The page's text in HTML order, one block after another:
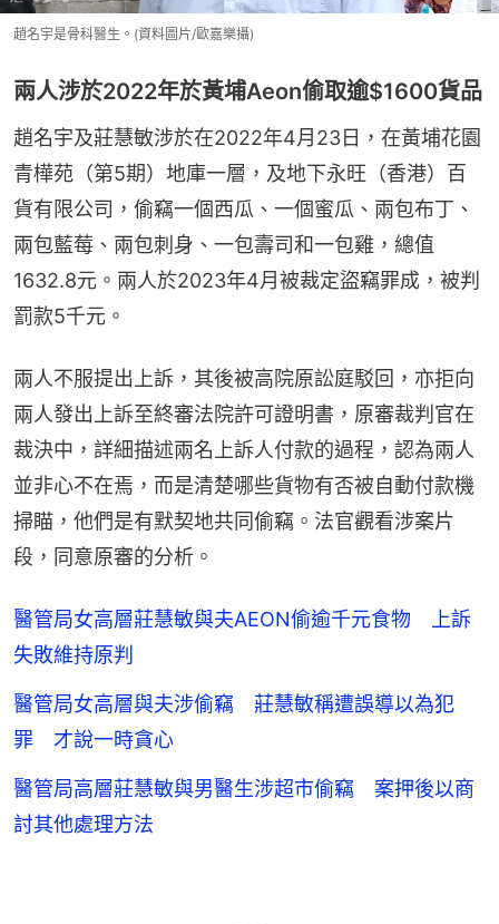
趙名宇是骨科醫生。(資料圖片/歐嘉樂攝)
兩人涉於2022年於黃埔Aeon偷取逾$1600貨品
趙名宇及莊慧敏涉於在2022年4月23日，在黃埔花園
青樺苑（第5期）地庫一層，及地下永旺（香港）百
貨有限公司，偷竊一個西瓜、一個蜜瓜、兩包布丁、
兩包藍莓、兩包刺身、一包壽司和一包雞，總值
1632.8元。兩人於2023年4月被裁定盜竊罪成，被判
罰款5千元。
兩人不服提出上訴，其後被高院原訟庭駁回，亦拒向
兩人發出上訴至終審法院許可證明書，原審裁判官在
裁決中，詳細描述兩名上訴人付款的過程，認為兩人
並非心不在焉，而是清楚哪些貨物有否被自動付款機
掃瞄，他們是有默契地共同偷竊。法官觀看涉案片
段，同意原審的分析。
醫管局女高層莊慧敏與夫AEON偷逾千元食物 上訴
失敗維持原判
醫管局女高層與夫涉偷竊 莊慧敏稱遭誤導以為犯
罪 才說一時貪心
醫管局高層莊慧敏與男醫生涉超市偷竊 案押後以商
討其他處理方法